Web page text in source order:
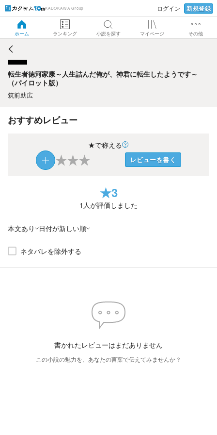
KADOKAWA Group ログイン 新規登録
ホーム ランキング 小説を探す マイページ その他
転生者徳河家康～人生詰んだ俺が、神君に転生したようです
～（パイロット版）
転生者徳河家康～人生詰んだ俺が、神君に転生したようです～
（パイロット版）
筑前助広
おすすめレビュー
★で称える
★★★ レビューを書く
★3
1 人が評価しました
本文あり 日付が新しい順
ネタバレを除外する
書かれたレビューはまだありません
この小説の魅力を、あなたの言葉で伝えてみませんか？